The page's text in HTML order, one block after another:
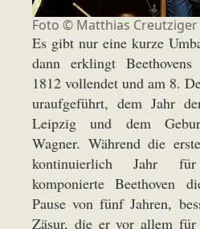
Foto © Matthias Creutziger
Es gibt nur eine kurze
dann erklingt Beethovens
1812 vollendet und am 8.
uraufgeführt, dem Jahr
Leipzig und dem
Wagner. Während die
kontinuierlich Jahr
komponierte Beethoven
Pause von fünf Jahren,
Zäsur, die er vor allem